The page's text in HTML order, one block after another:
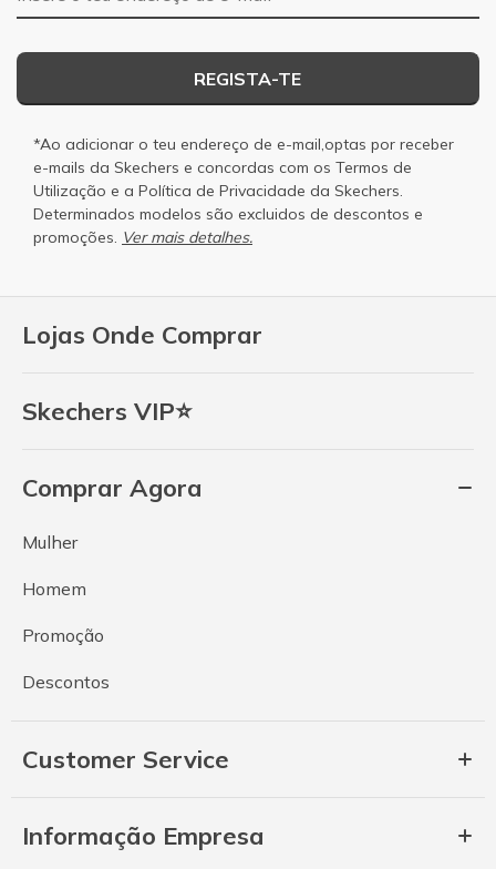
Lojas Onde Comprar
Skechers VIP⭐
Comprar Agora
Mulher
Homem
Promoção
Descontos
Customer Service
Informação Empresa
REGISTA-TE
*Ao adicionar o teu endereço de e-mail,optas por receber
e-mails da Skechers e concordas com os Termos de
Utilização e a Política de Privacidade da Skechers.
Determinados modelos são excluidos de descontos e
promoções. Ver mais detalhes.